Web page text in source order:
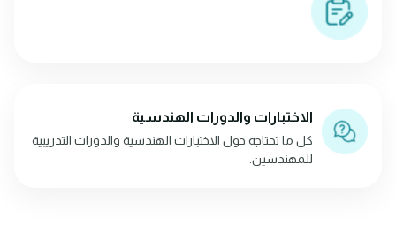
الاختبارات والدورات الهندسية
كل ما تحتاجه حول الاختبارات الهندسية والدورات التدريبية
للمهندسين.